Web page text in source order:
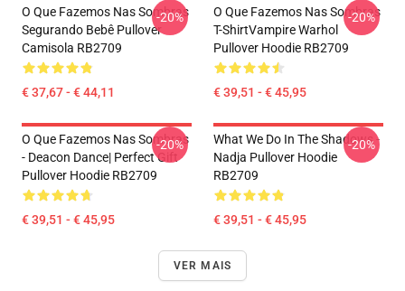
O Que Fazemos Nas Sombras
Segurando Bebê Pullover
Camisola RB2709
€ 37,67 - € 44,11
-20%
O Que Fazemos Nas Sombras
T-ShirtVampire Warhol
Pullover Hoodie RB2709
€ 39,51 - € 45,95
-20%
O Que Fazemos Nas Sombras
- Deacon Dance| Perfect Gift
Pullover Hoodie RB2709
€ 39,51 - € 45,95
-20%
What We Do In The Shadows -
Nadja Pullover Hoodie
RB2709
€ 39,51 - € 45,95
-20%
VER MAIS